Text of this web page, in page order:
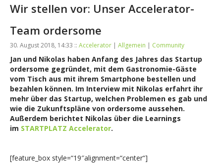
Wir stellen vor: Unser Accelerator-
Team ordersome
30. August 2018, 14:33 :: Accelerator | Allgemein | Community
Jan und Nikolas haben Anfang des Jahres das Startup
ordersome gegründet, mit dem Gastronomie-Gäste
vom Tisch aus mit ihrem Smartphone bestellen und
bezahlen können. Im Interview mit Nikolas erfahrt ihr
mehr über das Startup, welchen Problemen es gab und
wie die Zukunftspläne von ordersome aussehen.
Außerdem berichtet Nikolas über die Learnings
im STARTPLATZ Accelerator.
[feature_box style=“19″alignment=“center“]